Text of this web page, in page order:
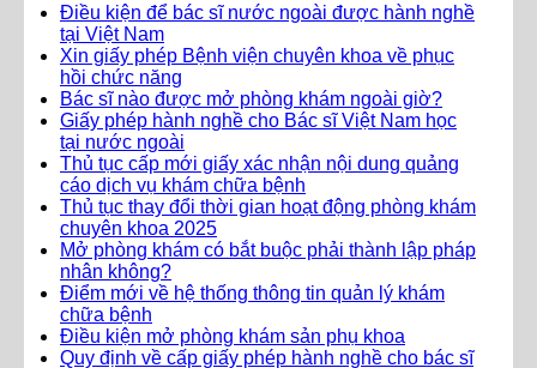
Điều kiện để bác sĩ nước ngoài được hành nghề
tại Việt Nam
Xin giấy phép Bệnh viện chuyên khoa về phục
hồi chức năng
Bác sĩ nào được mở phòng khám ngoài giờ?
Giấy phép hành nghề cho Bác sĩ Việt Nam học
tại nước ngoài
Thủ tục cấp mới giấy xác nhận nội dung quảng
cáo dịch vụ khám chữa bệnh
Thủ tục thay đổi thời gian hoạt động phòng khám
chuyên khoa 2025
Mở phòng khám có bắt buộc phải thành lập pháp
nhân không?
Điểm mới về hệ thống thông tin quản lý khám
chữa bệnh
Điều kiện mở phòng khám sản phụ khoa
Quy định về cấp giấy phép hành nghề cho bác sĩ